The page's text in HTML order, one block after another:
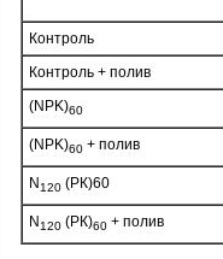
Контроль
Контроль + полив
(NPK)60
(NPK)60 + полив
N120 (РК)60
N120 (РК)60 + полив